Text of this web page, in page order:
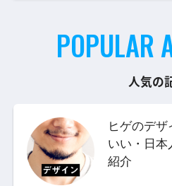
POPULAR
人気の
ヒゲのデザ
いい・日本
紹介